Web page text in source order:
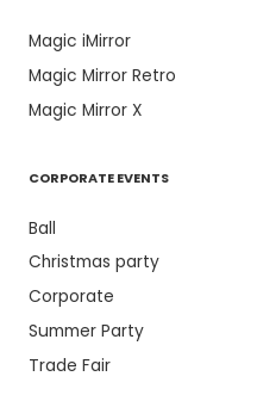
Magic iMirror
Magic Mirror Retro
Magic Mirror X
CORPORATE EVENTS
Ball
Christmas party
Corporate
Summer Party
Trade Fair